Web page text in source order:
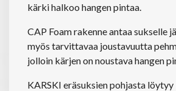
kärki halkoo hangen pintaa.
CAP Foam rakenne antaa sukselle
myös tarvittavaa joustavuutta
jolloin kärjen on noustava hangen
KARSKI eräsuksien pohjasta